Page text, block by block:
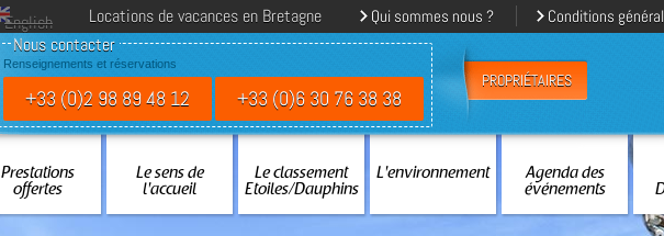
English Locations de vacances en Bretagne Qui sommes nous ? Conditions
Nous contacter
Renseignements et réservations
+33 (0)2 98 89 48 12 +33 (0)6 30 76 38 38
PROPRIÉTAIRES
Prestations
offertes
Le sens de
l'accueil
Le classement
Etoiles/Dauphins
L'environnement
Agenda des
événements